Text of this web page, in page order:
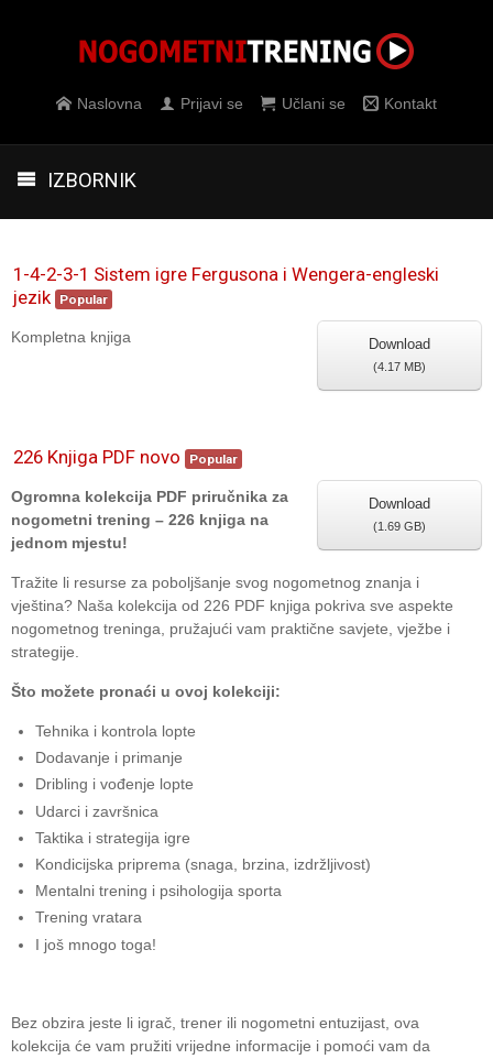
Naslovna Prijavi se Učlani se Kontakt
IZBORNIK
1-4-2-3-1 Sistem igre Fergusona i Wengera-engleski
jezik
Popular
Download
(4.17 MB)
Kompletna knjiga
226 Knjiga PDF novo Popular
Download
(1.69 GB)
Ogromna kolekcija PDF priručnika za
nogometni trening – 226 knjiga na
jednom mjestu!
Tražite li resurse za poboljšanje svog nogometnog znanja i
vještina? Naša kolekcija od 226 PDF knjiga pokriva sve aspekte
nogometnog treninga, pružajući vam praktične savjete, vježbe i
strategije.
Što možete pronaći u ovoj kolekciji:
Tehnika i kontrola lopte
Dodavanje i primanje
Dribling i vođenje lopte
Udarci i završnica
Taktika i strategija igre
Kondicijska priprema (snaga, brzina, izdržljivost)
Mentalni trening i psihologija sporta
Trening vratara
I još mnogo toga!
Bez obzira jeste li igrač, trener ili nogometni entuzijast, ova
kolekcija će vam pružiti vrijedne informacije i pomoći vam da